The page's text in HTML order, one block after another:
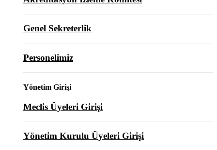
Genel Sekreterlik
Personelimiz
Yönetim Girişi
Meclis Üyeleri Girişi
Yönetim Kurulu Üyeleri Girişi